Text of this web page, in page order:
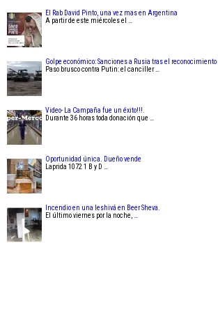
El Rab David Pinto, una vez mas en Argentina
A partir de este miércoles el …
Golpe económico: Sanciones a Rusia tras el
Paso brusco contra Putin: el canciller …
Video- La Campaña fue un éxito!!!.
Durante 36 horas toda donación que …
Oportunidad única. Dueño vende
Laprida 1072 1 B y D …
Incendio en una Ieshivá en Beer Sheva.
El último viernes por la noche, …